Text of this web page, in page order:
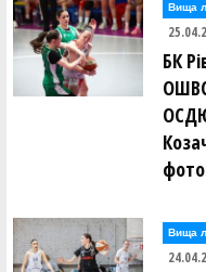
Вища
БК
Вища